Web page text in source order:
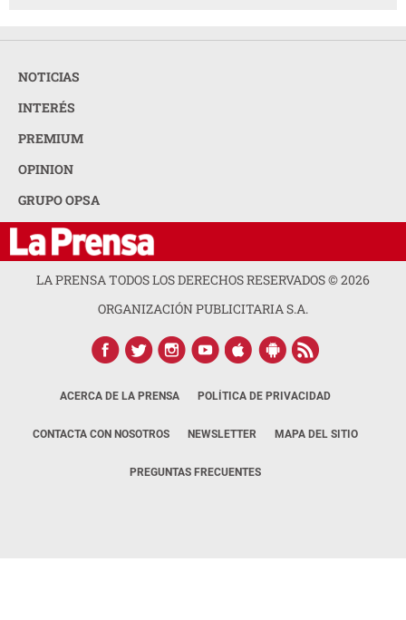
NOTICIAS
INTERÉS
PREMIUM
OPINION
GRUPO OPSA
LA PRENSA TODOS LOS DERECHOS RESERVADOS ©2026
ORGANIZACIÓN PUBLICITARIA S.A.
ACERCA DE LA PRENSA POLÍTICA DE PRIVACIDAD
CONTACTA CON NOSOTROS NEWSLETTER MAPA DEL SITIO
PREGUNTAS FRECUENTES